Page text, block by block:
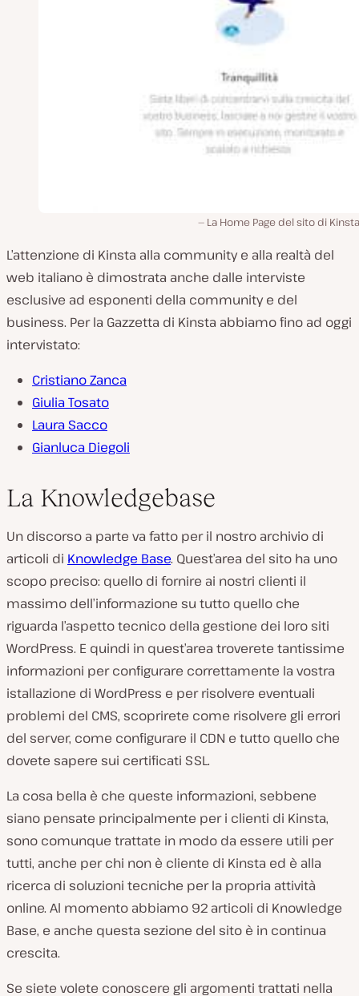
La Home Page del sito di
L’attenzione di Kinsta alla community e alla realtà del
web italiano è dimostrata anche dalle interviste
esclusive ad esponenti della community e del
business. Per la Gazzetta di Kinsta abbiamo fino ad oggi
intervistato:
Cristiano Zanca
Giulia Tosato
Laura Sacco
Gianluca Diegoli
La Knowledgebase
Un discorso a parte va fatto per il nostro archivio di
articoli di Knowledge Base. Quest’area del sito ha uno
scopo preciso: quello di fornire ai nostri clienti il
massimo dell’informazione su tutto quello che
riguarda l’aspetto tecnico della gestione dei loro siti
WordPress. E quindi in quest’area troverete tantissime
informazioni per configurare correttamente la vostra
istallazione di WordPress e per risolvere eventuali
problemi del CMS, scoprirete come risolvere gli errori
del server, come configurare il CDN e tutto quello che
dovete sapere sui certificati SSL.
La cosa bella è che queste informazioni, sebbene
siano pensate principalmente per i clienti di Kinsta,
sono comunque trattate in modo da essere utili per
tutti, anche per chi non è cliente di Kinsta ed è alla
ricerca di soluzioni tecniche per la propria attività
online. Al momento abbiamo 92 articoli di Knowledge
Base, e anche questa sezione del sito è in continua
crescita.
Se siete volete conoscere gli argomenti trattati nella